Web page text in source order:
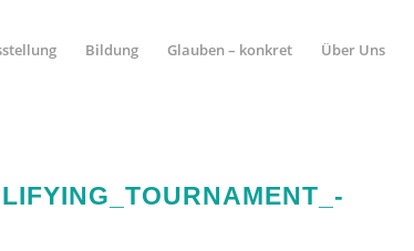
Bildung Glauben – konkret Über Uns